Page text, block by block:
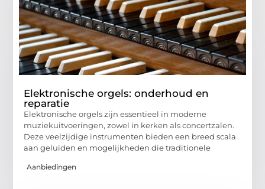
Elektronische orgels: onderhoud en
reparatie
Elektronische orgels zijn essentieel in moderne
muziekuitvoeringen, zowel in kerken als concertzalen.
Deze veelzijdige instrumenten bieden een breed scala
aan geluiden en mogelijkheden die traditionele
Aanbiedingen